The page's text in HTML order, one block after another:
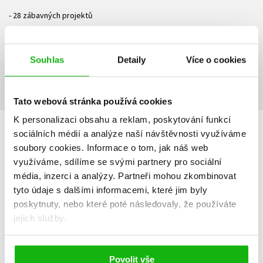
Souhlas Detaily Více o cookies
Tato webová stránka používá cookies
K personalizaci obsahu a reklam, poskytování funkcí
sociálních médií a analýze naší návštěvnosti využíváme
soubory cookies. Informace o tom, jak náš web
využíváme, sdílíme se svými partnery pro sociální
média, inzerci a analýzy. Partneři mohou zkombinovat
tyto údaje s dalšími informacemi, které jim byly
poskytnuty, nebo které poté následovaly, že používáte
jejich služby.
Povolit vše
- 28 zábavných projektů
HODNOCENÍ ČTENÁŘŮ
V současné době nejsou vytvořena žádná uživatelská hodnocení.
Vaše hodnocení
Uživatelskou recenzi mohou vkládat pouze registrovaní uživatelé
Přihlásit